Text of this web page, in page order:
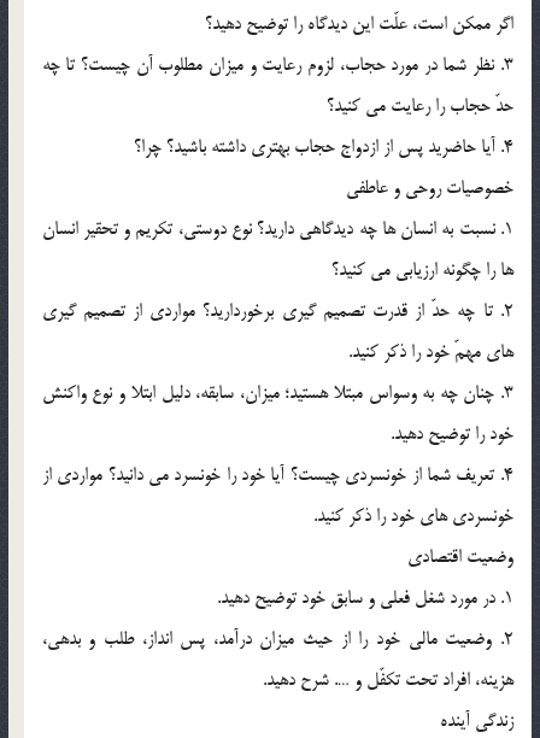
اگر ممکن است، علّت اين ديدگاه را توضيح دهيد؟
3. نظر شما در مورد حجاب، لزوم رعايت و ميزان مطلوب آن چيست؟ تا چه
حدّ حجاب را رعايت مي کنيد؟
4. آيا حاضريد پس از ازدواج حجاب بهتري داشته باشيد؟ چرا؟
خصوصيات روحي و عاطفي
1. نسبت به انسان ها چه ديدگاهي داريد؟ نوع دوستي، تکريم و تحقير انسان
ها را چگونه ارزيابي مي کنيد؟
2. تا چه حدّ از قدرت تصميم گيري برخورداريد؟ مواردي از تصميم گيري
هاي مهمّ خود را ذکر کنيد.
3. چنان چه به وسواس مبتلا هستيد؛ ميزان، سابقه، دليل ابتلا و نوع واکنش
خود را توضيح دهيد.
4. تعريف شما از خونسردي چيست؟ آيا خود را خونسرد مي دانيد؟ مواردي از
خونسردي هاي خود را ذکر کنيد.
وضعيت اقتصادي
1. در مورد شغل فعلي و سابق خود توضيح دهيد.
2. وضعيت مالي خود را از حيث ميزان درآمد، پس انداز، طلب و بدهي،
هزينه، افراد تحت تکفّل و …. شرح دهيد.
زندگي آينده